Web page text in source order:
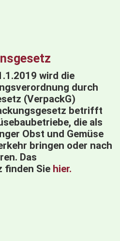
wird die
durch
(VerpackG)
betrifft
die als
Obst und Gemüse
bringen oder nach
Das
finden Sie hier.